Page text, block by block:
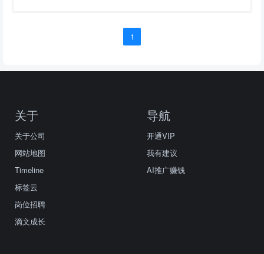
1
关于
关于公司
网站地图
Timeline
标签云
岗位招聘
滴文成长
导航
开通VIP
我有建议
AI推广赚钱